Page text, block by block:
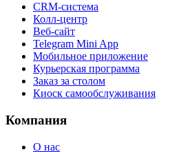
CRM-система
Колл-центр
Веб-сайт
Telegram Mini App
Мобильное приложение
Курьерская программа
Заказ за столом
Киоск самообслуживания
Компания
О нас